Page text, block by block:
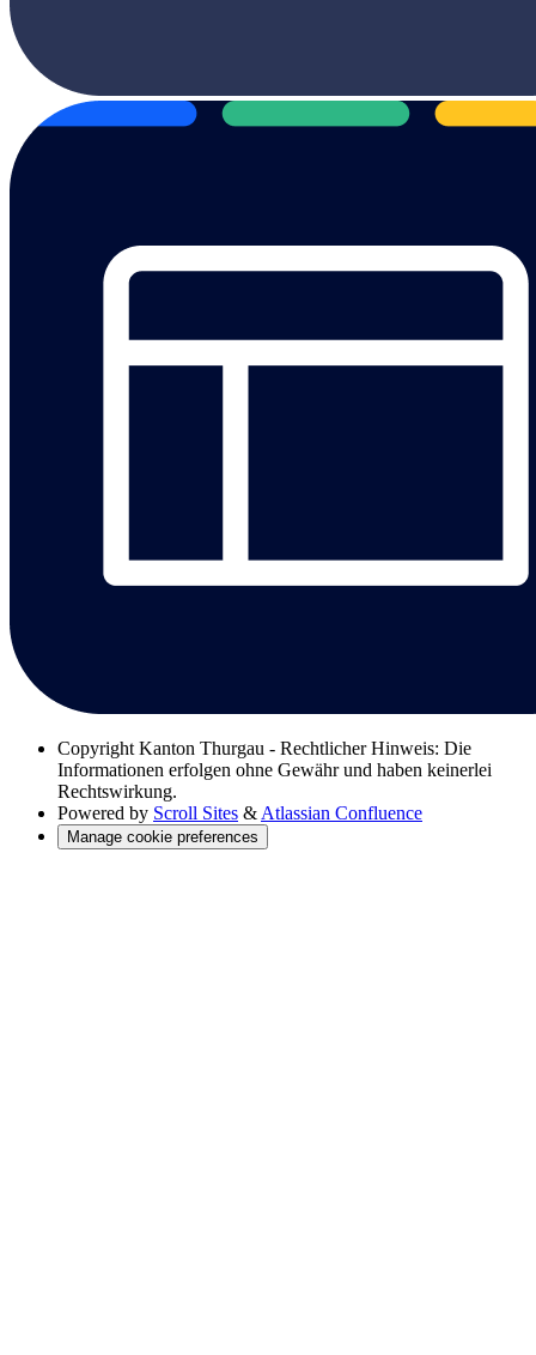
Copyright Kanton Thurgau - Rechtlicher Hinweis: Die
Informationen erfolgen ohne Gewähr und haben keinerlei
Rechtswirkung.
Powered by Scroll Sites & Atlassian Confluence
Manage cookie preferences